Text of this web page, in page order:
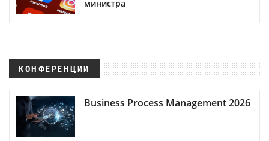
министра
КОНФЕРЕНЦИИ
Business Process Management 2026